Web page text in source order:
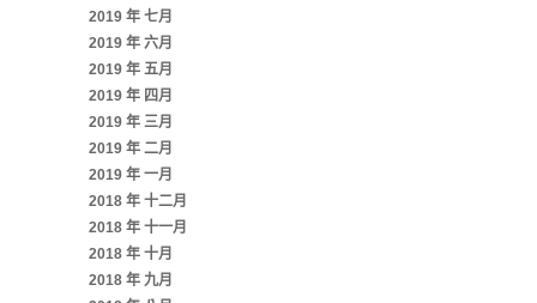
2019 年 七月
2019 年 六月
2019 年 五月
2019 年 四月
2019 年 三月
2019 年 二月
2019 年 一月
2018 年 十二月
2018 年 十一月
2018 年 十月
2018 年 九月